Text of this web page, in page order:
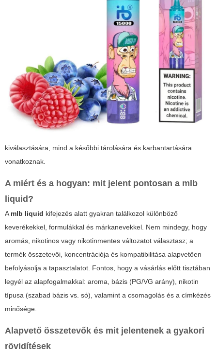
kiválasztására, mind a későbbi tárolására és karbantartására
vonatkoznak.
A miért és a hogyan: mit jelent pontosan a mlb
liquid ?
Amlb liquid kifejezés alatt gyakran találkozol különböző
keverékekkel, formulákkal és márkanevekkel. Nem mindegy, hogy
aromás, nikotinos vagy nikotinmentes változatot választasz; a
termék összetevői, koncentrációja és kompatibilitása alapvetően
befolyásolja a tapasztalatot. Fontos, hogy a vásárlás előtt tisztában
legyél az alapfogalmakkal: aroma, bázis (PG/VG arány), nikotin
típusa (szabad bázis vs. só), valamint a csomagolás és a címkézés
minősége.
Alapvető összetevők és mit jelentenek a gyakori
rövidítések